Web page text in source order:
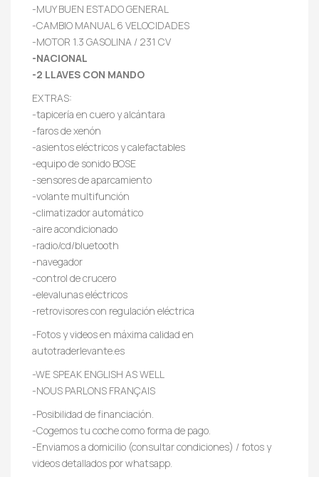
-MUY BUEN ESTADO GENERAL
-CAMBIO MANUAL 6 VELOCIDADES
-MOTOR 1.3 GASOLINA / 231 CV
-NACIONAL
-2 LLAVES CON MANDO
EXTRAS:
-tapicería en cuero y alcántara
-faros de xenón
-asientos eléctricos y calefactables
-equipo de sonido BOSE
-sensores de aparcamiento
-volante multifunción
-climatizador automático
-aire acondicionado
-radio/cd/bluetooth
-navegador
-control de crucero
-elevalunas eléctricos
-retrovisores con regulación eléctrica
-Fotos y videos en máxima calidad en
autotraderlevante.es
-WE SPEAK ENGLISH AS WELL
-NOUS PARLONS FRANÇAIS
-Posibilidad de financiación.
-Cogemos tu coche como forma de pago.
-Enviamos a domicilio (consultar condiciones) / fotos y
videos detallados por whatsapp.